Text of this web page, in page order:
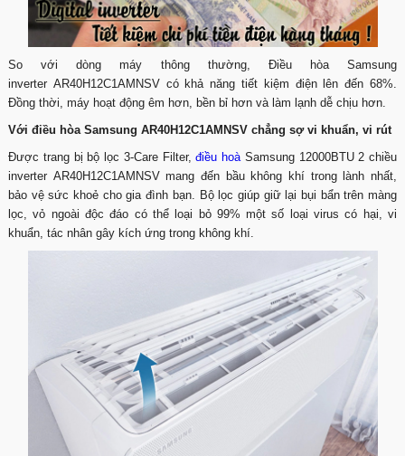
So với dòng máy thông thường, Điều hòa Samsung
inverter AR40H12C1AMNSV có khả năng tiết kiệm điện lên đến 68%.
Đồng thời, máy hoạt động êm hơn, bền bỉ hơn và làm lạnh dễ chịu hơn.
Với điều hòa Samsung AR40H12C1AMNSV chẳng sợ vi khuẩn, vi rút
Được trang bị bộ lọc 3-Care Filter,điều hoà Samsung 12000BTU 2 chiều
inverter AR40H12C1AMNSV mang đến bầu không khí trong lành nhất,
bảo vệ sức khoẻ cho gia đình bạn. Bộ lọc giúp giữ lại bụi bẩn trên màng
lọc, vỏ ngoài độc đáo có thể loại bỏ 99% một số loại virus có hại, vi
khuẩn, tác nhân gây kích ứng trong không khí.